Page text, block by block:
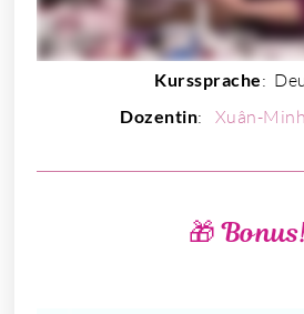
Kurssprache:
Dozentin: Xuân-
🎁